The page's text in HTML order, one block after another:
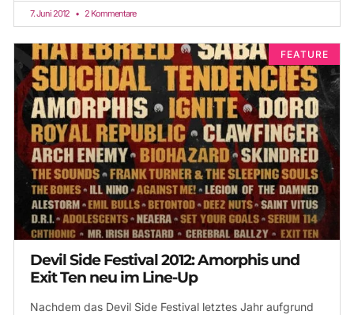
7. Juni 2012 2 Kommentare
FEATURE
Devil Side Festival 2012: Amorphis und
Exit Ten neu im Line-Up
Nachdem das Devil Side Festival letztes Jahr aufgrund